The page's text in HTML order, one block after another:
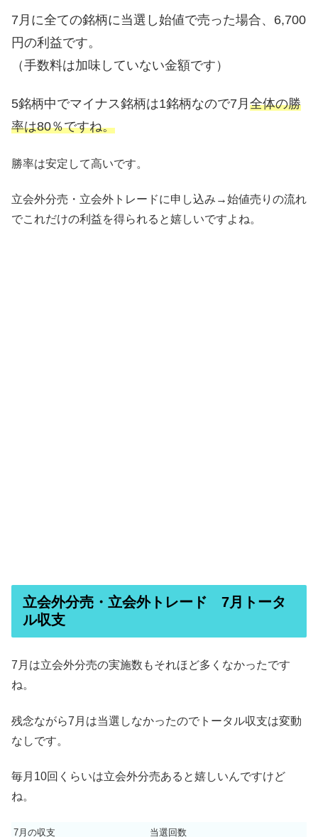
7月に全ての銘柄に当選し始値で売った場合、6,700
円の利益です。
（手数料は加味していない金額です）
5銘柄中でマイナス銘柄は1銘柄なので7月 全体の勝
率は80％ですね。
勝率は安定して高いです。
立会外分売・立会外トレードに申し込み→始値売りの流れ
でこれだけの利益を得られると嬉しいですよね。
立会外分売・立会外トレード 7月トータ
ル収支
7月は立会外分売の実施数もそれほど多くなかったです
ね。
残念ながら7月は当選しなかったのでトータル収支は変動
なしです。
毎月10回くらいは立会外分売あると嬉しいんですけど
ね。
7月の収支
当選回数